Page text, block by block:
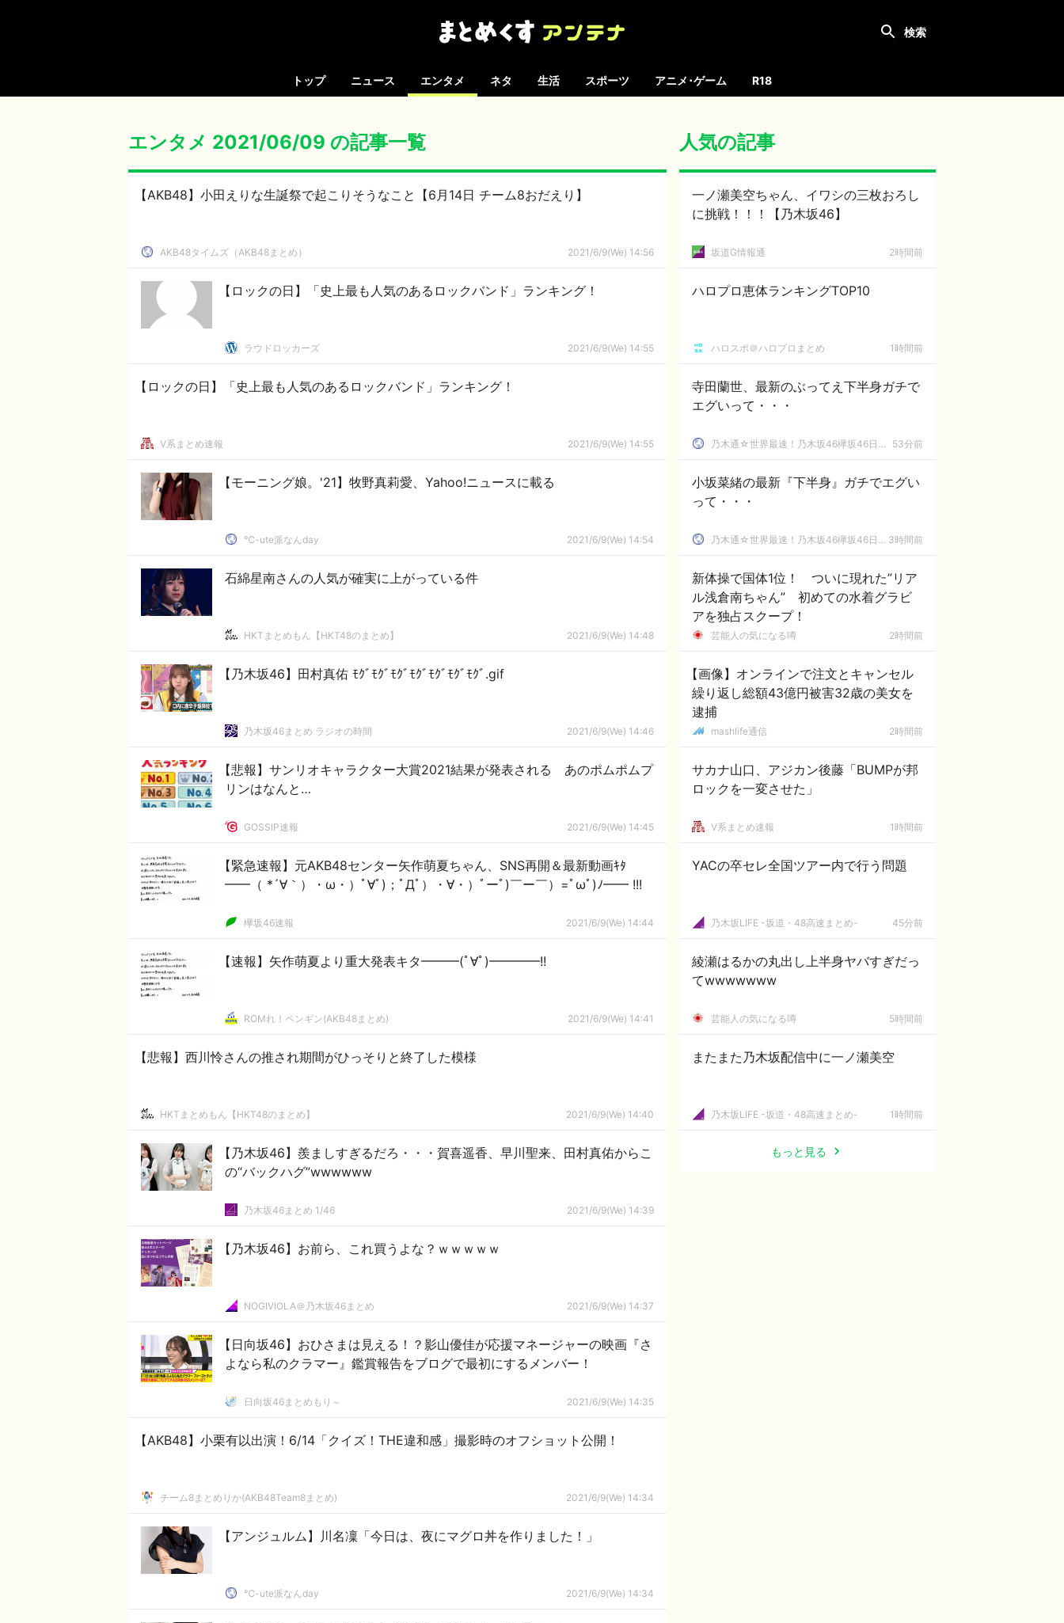
トップ ニュース エンタメ ネタ 生活 スポーツ アニメ･ゲーム R18
エンタメ 2021/06/09 の記事一覧
【AKB48】小田えりな生誕祭で起こりそうなこと【6月14日 チーム8おだえり】
AKB48タイムズ（AKB48まとめ） 2021/6/9(We) 14:56
【ロックの日】「史上最も人気のあるロックバンド」ランキング！
ラウドロッカーズ 2021/6/9(We) 14:55
【ロックの日】「史上最も人気のあるロックバンド」ランキング！
V系まとめ速報 2021/6/9(We) 14:55
【モーニング娘。'21】牧野真莉愛、Yahoo!ニュースに載る
℃-ute派なんday 2021/6/9(We) 14:54
石綿星南さんの人気が確実に上がっている件
HKTまとめもん【HKT48のまとめ】 2021/6/9(We) 14:48
【乃木坂46】田村真佑 ﾓｸﾞﾓｸﾞﾓｸﾞﾓｸﾞﾓｸﾞﾓｸﾞﾓｸﾞ.gif
乃木坂46まとめ ラジオの時間 2021/6/9(We) 14:46
【悲報】サンリオキャラクター大賞2021結果が発表される あのポムポムプ
リンはなんと…
GOSSIP速報 2021/6/9(We) 14:45
【緊急速報】元AKB48センター矢作萌夏ちゃん、SNS再開＆最新動画ｷﾀ
━━（ *´∀｀）・ω・）ﾟ∀ﾟ)；ﾟДﾟ）・∀・）ﾟーﾟ)￣ー￣）=ﾟωﾟ)ﾉ━━ !!!
欅坂46速報 2021/6/9(We) 14:44
【速報】矢作萌夏より重大発表キタ━━━(ﾟ∀ﾟ)━━━━!!
ROMれ！ペンギン(AKB48まとめ) 2021/6/9(We) 14:41
【悲報】西川怜さんの推され期間がひっそりと終了した模様
HKTまとめもん【HKT48のまとめ】 2021/6/9(We) 14:40
【乃木坂46】羨ましすぎるだろ・・・賀喜遥香、早川聖来、田村真佑からこ
の“バックハグ”wwwwww
乃木坂46まとめ 1/46 2021/6/9(We) 14:39
【乃木坂46】お前ら、これ買うよな？ｗｗｗｗｗ
NOGIVIOLA＠乃木坂46まとめ 2021/6/9(We) 14:37
【日向坂46】おひさまは見える！？影山優佳が応援マネージャーの映画『さ
よなら私のクラマー』鑑賞報告をブログで最初にするメンバー！
日向坂46まとめもり～ 2021/6/9(We) 14:35
【AKB48】小栗有以出演！6/14「クイズ！THE違和感」撮影時のオフショット公開！
チーム8まとめりか(AKB48Team8まとめ) 2021/6/9(We) 14:34
【アンジュルム】川名凜「今日は、夜にマグロ丼を作りました！」
℃-ute派なんday 2021/6/9(We) 14:34
人気の記事
一ノ瀬美空ちゃん、イワシの三枚おろし
に挑戦！！！【乃木坂46】
坂道G情報通 2時間前
ハロプロ恵体ランキングTOP10
ハロスポ＠ハロプロまとめ 1時間前
寺田蘭世、最新のぶってえ下半身ガチで
エグいって・・・
乃木通☆世界最速！乃木坂46欅坂46日向坂46速報まとめ 53分前
小坂菜緒の最新『下半身』ガチでエグい
って・・・
乃木通☆世界最速！乃木坂46欅坂46日向坂46速報まとめ 3時間前
新体操で国体1位！ ついに現れた”リア
ル浅倉南ちゃん” 初めての水着グラビ
アを独占スクープ！
芸能人の気になる噂 2時間前
【画像】オンラインで注文とキャンセル
繰り返し総額43億円被害32歳の美女を
逮捕
mashlife通信 2時間前
サカナ山口、アジカン後藤「BUMPが邦
ロックを一変させた」
V系まとめ速報 1時間前
YACの卒セレ全国ツアー内で行う問題
乃木坂LIFE -坂道・48高速まとめ- 45分前
綾瀬はるかの丸出し上半身ヤバすぎだっ
てwwwwwww
芸能人の気になる噂 5時間前
またまた乃木坂配信中に一ノ瀬美空
乃木坂LIFE -坂道・48高速まとめ- 1時間前
もっと見る